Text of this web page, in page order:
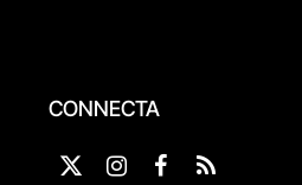
CONNECTA
X
InstagramFacebook
RSS